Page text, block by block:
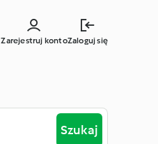
Zarejestruj kontoZaloguj się
Szukaj